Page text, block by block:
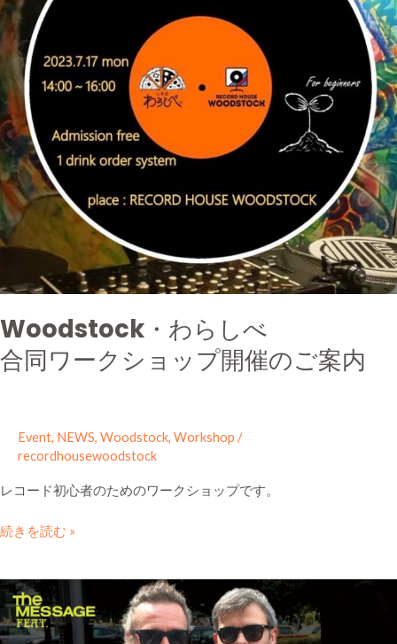
Woodstock・わらしべ
合同ワークショップ開催のご案内
Event, NEWS, Woodstock, Workshop /
recordhousewoodstock
レコード初心者のためのワークショップです。
べ
合
同
ー
ク
シ
ョ
ッ
プ
開
催
ご
内
続きを読む »
2023.07.14
fri
IDJUT